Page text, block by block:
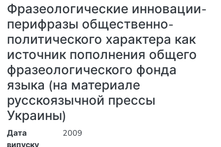
Фразеологические инновации-
перифразы общественно-
политического характера как
источник пополнения общего
фразеологического фонда
языка (на материале
русскоязычной прессы
Украины)
Дата
2009